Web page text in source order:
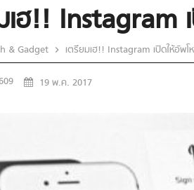
เฮ!! Instagram
& Gadget เตรียมเฮ!! Instagram เปิดให้อัพ
19 พ.ค. 2017